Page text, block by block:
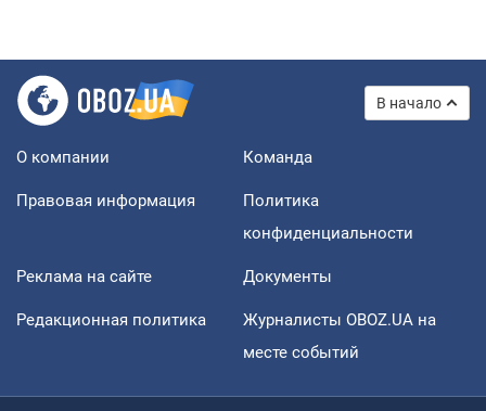
В начало
О компании Команда
Правовая информация
Политика
конфиденциальности
Реклама на сайте Документы
Редакционная политика
Журналисты OBOZ.UA на
месте событий